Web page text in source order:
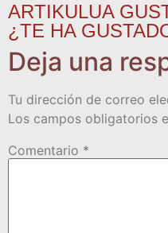
ARTIKULUA
¿TE HA
Deja una
Tu dirección de correo
Los campos obligatorios
Comentario *